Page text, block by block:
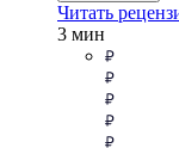
Читать
3 мин